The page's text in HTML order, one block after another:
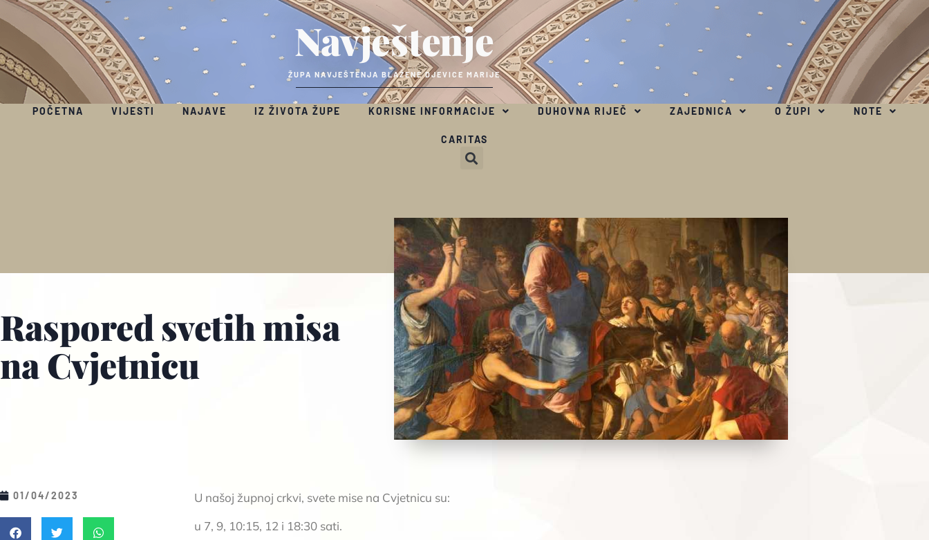
Navještenje
ŽUPA NAVJEŠTENJA BLAŽENE DJEVICE MARIJE
POČETNA VIJESTI NAJAVE IZ ŽIVOTA ŽUPE KORISNE INFORMACIJE DUHOVNA RIJEČ ZAJEDNICA O ŽUPI NOTE
CARITAS
Raspored svetih misa
na Cvjetnicu
01/04/2023
U našoj župnoj crkvi, svete mise na Cvjetnicu su:
u 7, 9, 10:15, 12 i 18:30 sati.